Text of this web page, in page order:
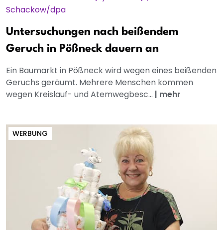
Untersuchungen nach beißendem
Geruch in Pößneck dauern an
Ein Baumarkt in Pößneck wird wegen eines beißenden
Geruchs geräumt. Mehrere Menschen kommen
wegen Kreislauf- und Atemwegbesc... | mehr
WERBUNG